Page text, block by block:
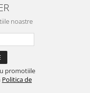
noastre
promotiile
Politica de